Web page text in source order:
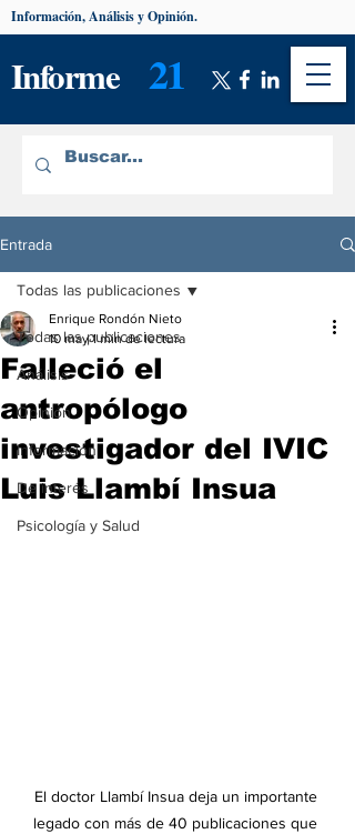
Informe 21
Información, Análisis y Opinión.
Entrada
Todas las publicaciones
Análisis
Opinión
Información
De interés
Psicología y Salud
Todas las publicaciones
Falleció el
antropólogo
investigador del IVIC
Luis Llambí Insua
Enrique Rondón Nieto
10 may 1 min de lectura
El doctor Llambí Insua deja un importante
legado con más de 40 publicaciones que